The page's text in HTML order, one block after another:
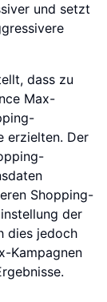
und setzt
dass zu
Max-
erzielten. Der
Shopping-
der
dies jedoch
Kampagnen